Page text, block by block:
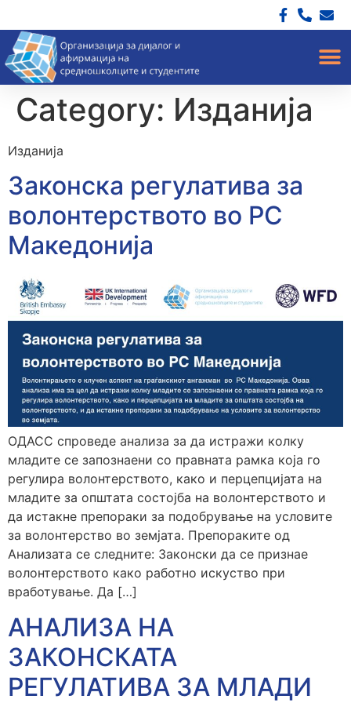
Category: Изданија
Изданија
Законска регулатива за
волонтерството во РС
Македонија
ОДАСС спроведе анализа за да истражи колку
младите се запознаени со правната рамка која го
регулира волонтерството, како и перцепцијата на
младите за општата состојба на волонтерството и
да истакне препораки за подобрување на условите
за волонтерство во земјата. Препораките од
Анализата се следните: Законски да се признае
волонтерството како работно искуство при
вработување. Да […]
АНАЛИЗА НА
ЗАКОНСКАТА
РЕГУЛАТИВА ЗА МЛАДИ